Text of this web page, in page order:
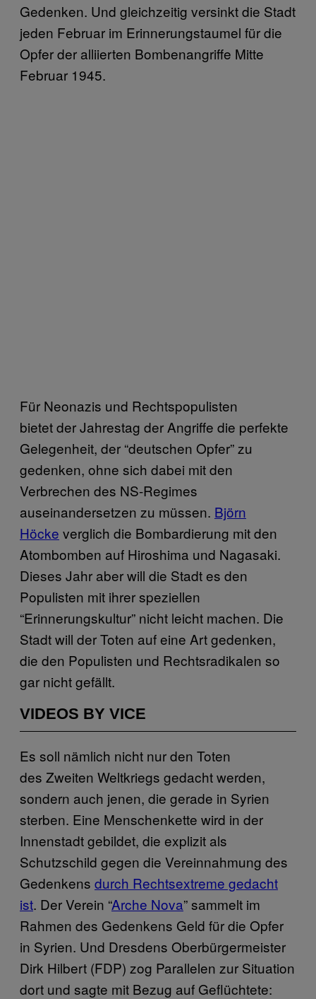
Gedenken. Und gleichzeitig versinkt die Stadt
jeden Februar im Erinnerungstaumel für die
Opfer der alliierten Bombenangriffe Mitte
Februar 1945.
Für Neonazis und Rechtspopulisten
bietet der Jahrestag der Angriffe die perfekte
Gelegenheit, der “deutschen Opfer” zu
gedenken, ohne sich dabei mit den
Verbrechen des NS-Regimes
auseinandersetzen zu müssen. Björn
Höcke verglich die Bombardierung mit den
Atombomben auf Hiroshima und Nagasaki.
Dieses Jahr aber will die Stadt es den
Populisten mit ihrer speziellen
“Erinnerungskultur” nicht leicht machen. Die
Stadt will der Toten auf eine Art gedenken,
die den Populisten und Rechtsradikalen so
gar nicht gefällt.
VIDEOS BY VICE
Es soll nämlich nicht nur den Toten
des Zweiten Weltkriegs gedacht werden,
sondern auch jenen, die gerade in Syrien
sterben. Eine Menschenkette wird in der
Innenstadt gebildet, die explizit als
Schutzschild gegen die Vereinnahmung des
Gedenkens durch Rechtsextreme gedacht
ist. Der Verein “Arche Nova” sammelt im
Rahmen des Gedenkens Geld für die Opfer
in Syrien. Und Dresdens Oberbürgermeister
Dirk Hilbert (FDP) zog Parallelen zur Situation
dort und sagte mit Bezug auf Geflüchtete: